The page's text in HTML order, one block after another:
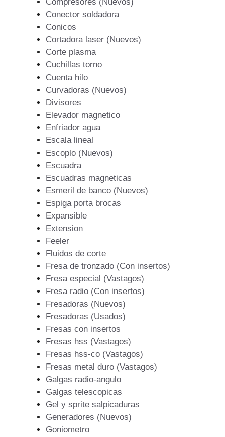
Compresores (Nuevos)
Conector soldadora
Conicos
Cortadora laser (Nuevos)
Corte plasma
Cuchillas torno
Cuenta hilo
Curvadoras (Nuevos)
Divisores
Elevador magnetico
Enfriador agua
Escala lineal
Escoplo (Nuevos)
Escuadra
Escuadras magneticas
Esmeril de banco (Nuevos)
Espiga porta brocas
Expansible
Extension
Feeler
Fluidos de corte
Fresa de tronzado (Con insertos)
Fresa especial (Vastagos)
Fresa radio (Con insertos)
Fresadoras (Nuevos)
Fresadoras (Usados)
Fresas con insertos
Fresas hss (Vastagos)
Fresas hss-co (Vastagos)
Fresas metal duro (Vastagos)
Galgas radio-angulo
Galgas telescopicas
Gel y sprite salpicaduras
Generadores (Nuevos)
Goniometro